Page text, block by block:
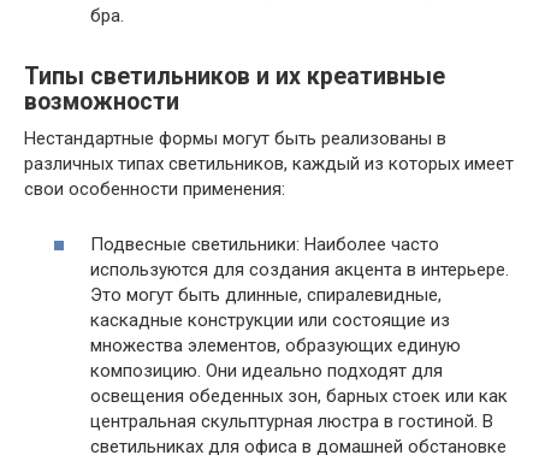
бра.
Типы светильников и их креативные
возможности
Нестандартные формы могут быть реализованы в
различных типах светильников, каждый из которых имеет
свои особенности применения:
Подвесные светильники: Наиболее часто
используются для создания акцента в интерьере.
Это могут быть длинные, спиралевидные,
каскадные конструкции или состоящие из
множества элементов, образующих единую
композицию. Они идеально подходят для
освещения обеденных зон, барных стоек или как
центральная скульптурная люстра в гостиной. В
светильниках для офиса в домашней обстановке